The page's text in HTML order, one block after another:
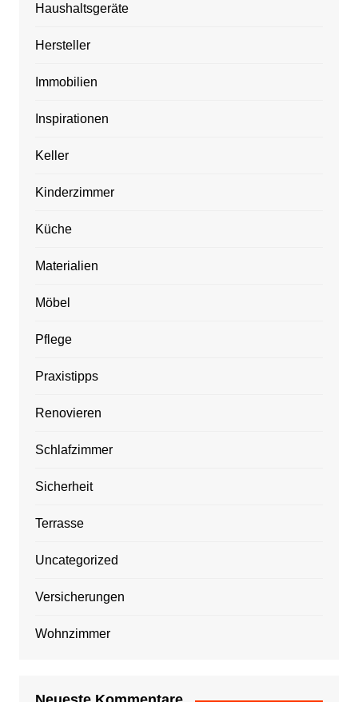
Haushaltsgeräte
Hersteller
Immobilien
Inspirationen
Keller
Kinderzimmer
Küche
Materialien
Möbel
Pflege
Praxistipps
Renovieren
Schlafzimmer
Sicherheit
Terrasse
Uncategorized
Versicherungen
Wohnzimmer